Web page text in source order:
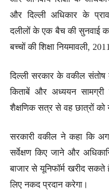
और दिल्ली अधिकार के
दलीलों के एक बैच की सुनवाई
बच्चों की शिक्षा नियमावली,
दिल्ली सरकार के वकील संतोष
किताबें और अध्ययन
शैक्षणिक सत्र से वह छात्रों को
सरकारी वकील ने कहा कि
सर्वेक्षण किए जाने और
बाजार से यूनिफॉर्म खरीद
लिए नकद प्रदान करेगा।